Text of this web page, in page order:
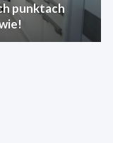
punktach